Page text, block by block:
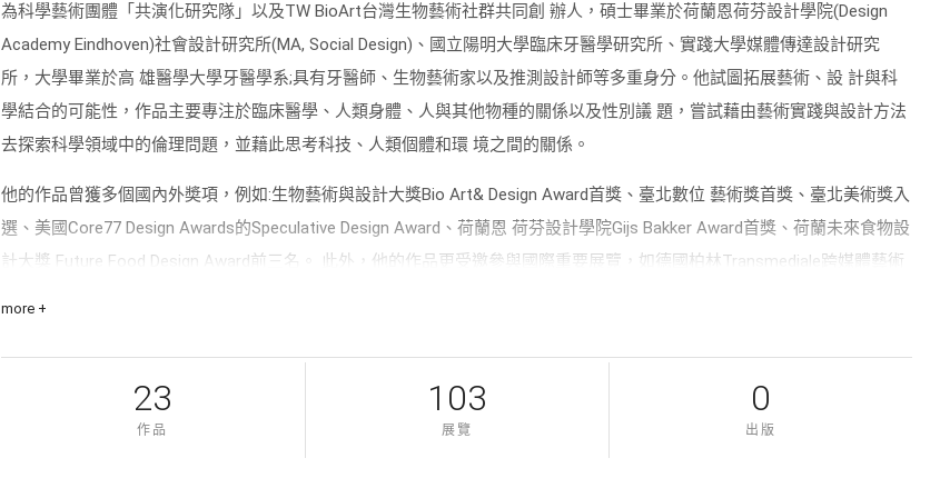
為科學藝術團體「共演化研究隊」以及TW BioArt台灣生物藝術社群共同創 辦人，碩士畢業於荷蘭恩荷芬設計學院(Design
Academy Eindhoven)社會設計研究所(MA, Social Design)、國立陽明大學臨床牙醫學研究所、實踐大學媒體傳達設計研究
所，大學畢業於高 雄醫學大學牙醫學系;具有牙醫師、生物藝術家以及推測設計師等多重身分。他試圖拓展藝術、設 計與科
學結合的可能性，作品主要專注於臨床醫學、人類身體、人與其他物種的關係以及性別議 題，嘗試藉由藝術實踐與設計方法
去探索科學領域中的倫理問題，並藉此思考科技、人類個體和環 境之間的關係。
他的作品曾獲多個國內外奬項，例如:生物藝術與設計大獎Bio Art& Design Award首獎、臺北數位 藝術獎首獎、臺北美術獎入
選、美國Core77 Design Awards的Speculative Design Award、荷蘭恩 荷芬設計學院Gijs Bakker Award首獎、荷蘭未來食物設
計大獎 Future Food Design Award前三名。 此外，他的作品更受邀參與國際重要展覽，如德國柏林Transmediale跨媒體藝術
VICE、Dazed Digital、Daily Mail、New York Post等。
more +
23
作品
103
展覽
0
出版